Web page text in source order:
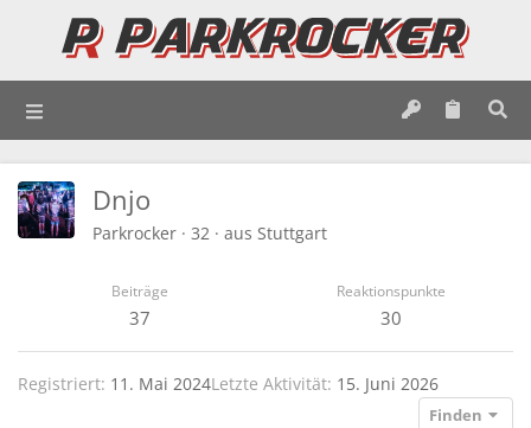
Dnjo
Parkrocker · 32 · aus Stuttgart
Beiträge
37
Reaktionspunkte
30
Registriert 11. Mai 2024Letzte Aktivität 15. Juni 2026
Finden